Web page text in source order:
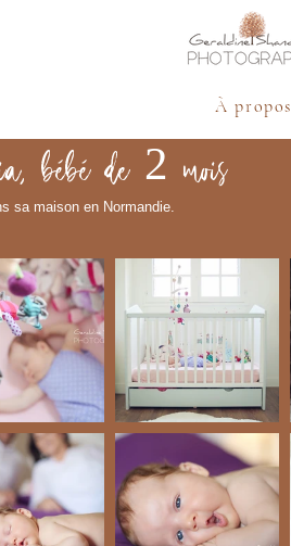
bébé de 2 mois
sa maison en Normandie.
À propos